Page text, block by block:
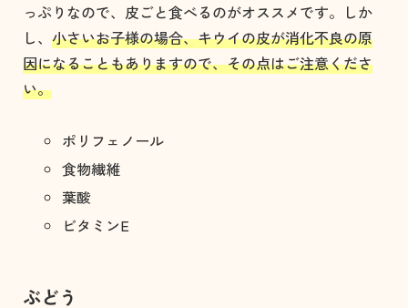
っぷりなので、皮ごと食べるのがオススメです。しか
し、 小さいお子様の場合、キウイの皮が消化不良の原
因になることもありますので、その点はご注意くださ
い。
ポリフェノール
食物繊維
葉酸
ビタミンE
ぶどう